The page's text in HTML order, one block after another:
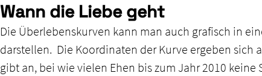
Wann die Liebe geht
Die Überlebenskurven kann man auch grafisch in
darstellen.  Die Koordinaten der Kurve ergeben sich
gibt an, bei wie vielen Ehen bis zum Jahr 2010